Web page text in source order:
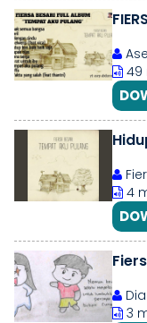
49
4
3